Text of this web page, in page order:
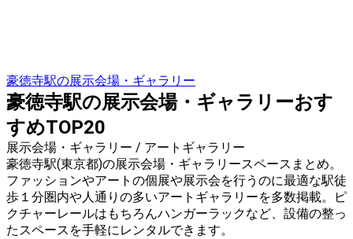
豪徳寺駅の展示会場・ギャラリー
豪徳寺駅の展示会場・ギャラリーおす
すめTOP20
展示会場・ギャラリー / アートギャラリー
豪徳寺駅(東京都)の展示会場・ギャラリースペースまとめ。
ファッションやアートの個展や展示会を行うのに最適な駅徒
歩１分圏内や人通りの多いアートギャラリーを多数掲載。ピ
クチャーレールはもちろんハンガーラックなど、設備の整っ
たスペースを手軽にレンタルできます。